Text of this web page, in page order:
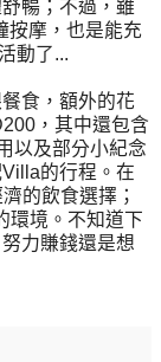
暢；不過，雖
按摩，也是能充
動了...
食，額外的花
，其中還包含
以及部分小紀念
的行程。在
的飲食選擇；
環境。不知道下
力賺錢還是想